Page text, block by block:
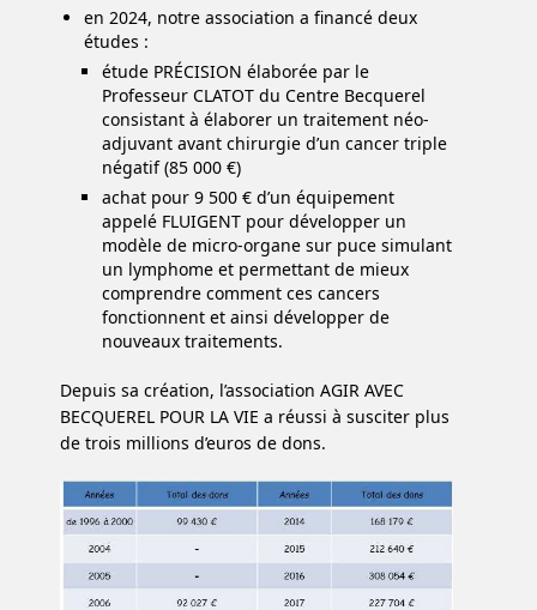
en 2024, notre association a financé deux
études :
étude PRÉCISION élaborée par le
Professeur CLATOT du Centre Becquerel
consistant à élaborer un traitement néo-
adjuvant avant chirurgie d’un cancer triple
négatif (85 000 €)
achat pour 9 500 € d’un équipement
appelé FLUIGENT pour développer un
modèle de micro-organe sur puce simulant
un lymphome et permettant de mieux
comprendre comment ces cancers
fonctionnent et ainsi développer de
nouveaux traitements.
Depuis sa création, l’association AGIR AVEC
BECQUEREL POUR LA VIE a réussi à susciter plus
de trois millions d’euros de dons.